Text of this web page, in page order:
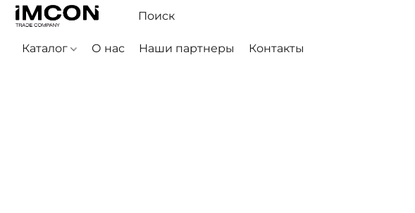
Каталог О нас Наши партнеры Контакты